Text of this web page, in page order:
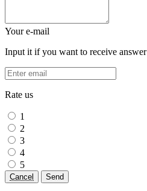
Your e-mail
Input it if you want to receive answer
Rate us
1
2
3
4
5
Cancel Send